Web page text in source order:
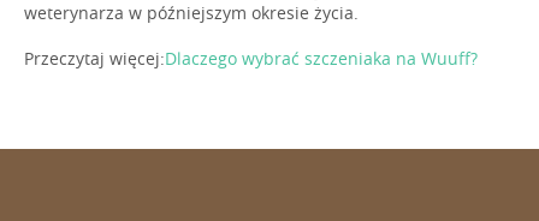
weterynarza w późniejszym okresie życia.
Przeczytaj więcej:Dlaczego wybrać szczeniaka na Wuuff?